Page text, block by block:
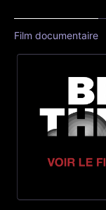
Film documentaire